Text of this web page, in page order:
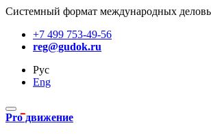
Системный формат международных
+7 499 753-49-56
reg@gudok.ru
Рус
Eng
Pro движение